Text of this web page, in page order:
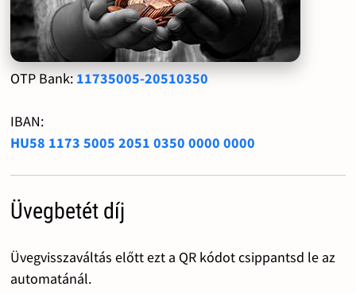
OTP Bank: 11735005-20510350
IBAN:
HU58 1173 5005 2051 0350 0000 0000
Üvegbetét díj
Üvegvisszaváltás előtt ezt a QR kódot csippantsd le az
automatánál.